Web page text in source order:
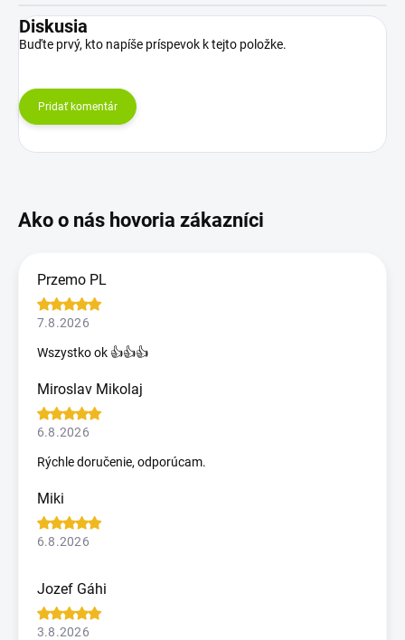
Diskusia
Buďte prvý, kto napíše príspevok k tejto položke.
Pridať komentár
Przemo PL
7.8.2026
Wszystko ok 👍👍👍
Miroslav Mikolaj
6.8.2026
Rýchle doručenie, odporúcam.
Miki
6.8.2026
Jozef Gáhi
3.8.2026